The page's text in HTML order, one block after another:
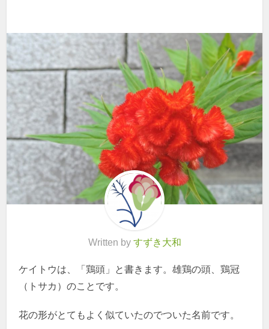
Written by すずき大和
ケイトウは、「鶏頭」と書きます。雄鶏の頭、鶏冠
（トサカ）のことです。
花の形がとてもよく似ていたのでついた名前です。